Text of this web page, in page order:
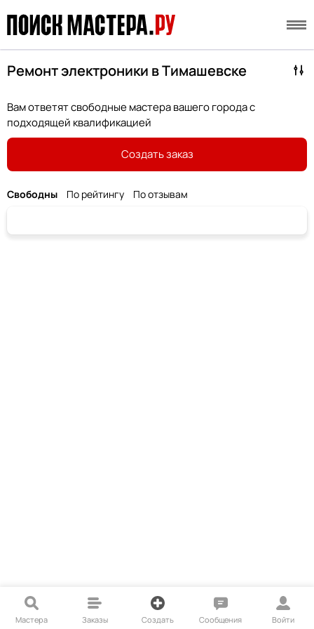
Ремонт электроники в Тимашевске
Вам ответят свободные мастера вашего города с
подходящей квалификацией
Создать заказ
Свободны По рейтингу По отзывам
Мастера Заказы Создать Сообщения Войти